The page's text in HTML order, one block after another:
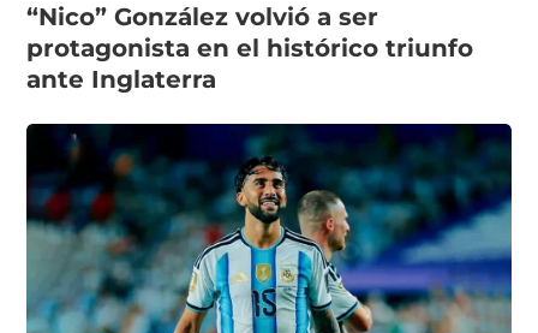
“Nico” González volvió a ser
protagonista en el histórico triunfo
ante Inglaterra